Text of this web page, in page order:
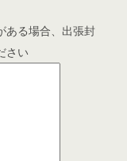
ある場合、出張封
さい